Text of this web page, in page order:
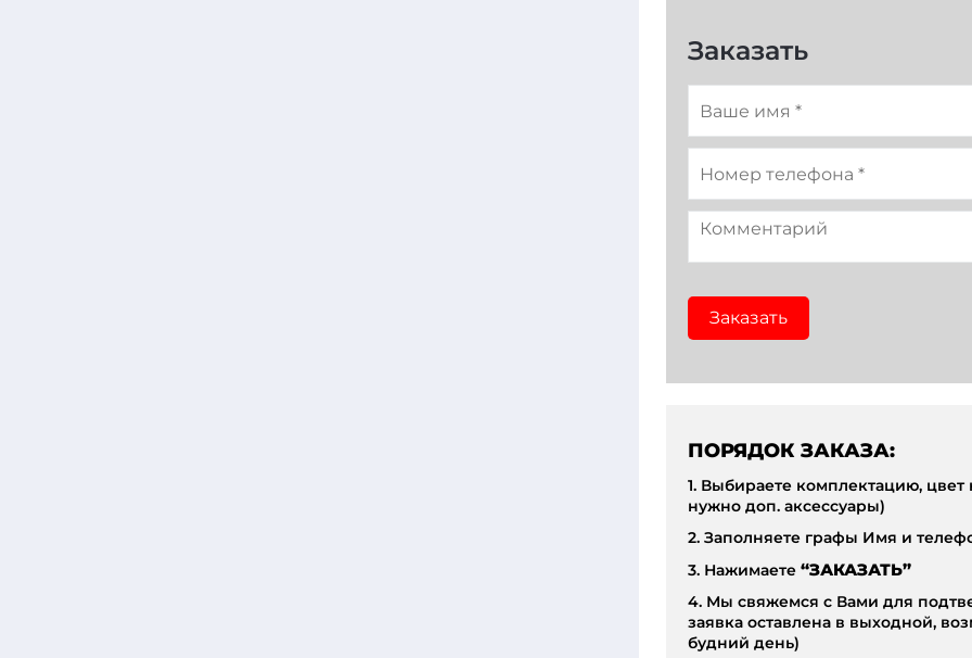
Заказать
Заказать
ПОРЯДОК ЗАКАЗА:
1. Выбираете комплектацию,
нужно доп. аксессуары)
2. Заполняете графы Имя и
3. Нажимаете “ЗАКАЗАТЬ”
4. Мы свяжемся с Вами для
заявка оставлена в выходной,
будний день)